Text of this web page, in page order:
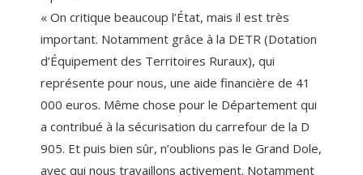
« On critique beaucoup l’État, mais il est très
important. Notamment grâce à la DETR (Dotation
d’Équipement des Territoires Ruraux), qui
représente pour nous, une aide financière de 41
000 euros. Même chose pour le Département qui
a contribué à la sécurisation du carrefour de la D
905. Et puis bien sûr, n’oublions pas le Grand Dole,
avec qui nous travaillons activement. Notamment